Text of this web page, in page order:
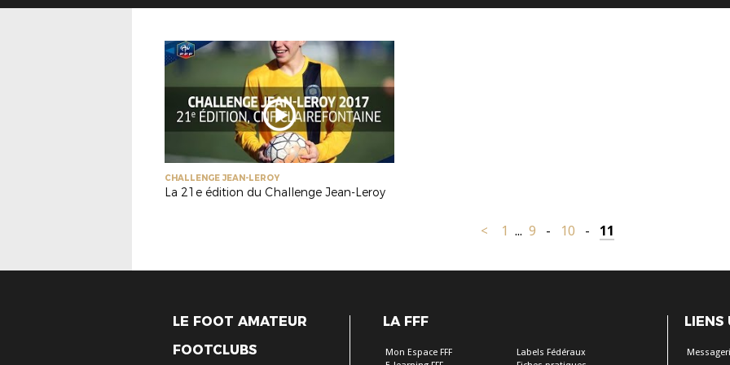
CHALLENGE JEAN-LEROY
La 21e édition du Challenge Jean-Leroy
< 1 ... 9 - 10 - 11
LE FOOT AMATEUR
FOOTCLUBS
LA FFF
Mon Espace FFF
Labels Fédéraux
LIENS